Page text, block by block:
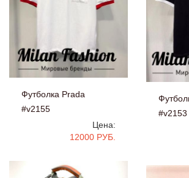
Футболка Prada
#v2155
Цена:
12000 РУБ.
#v2153